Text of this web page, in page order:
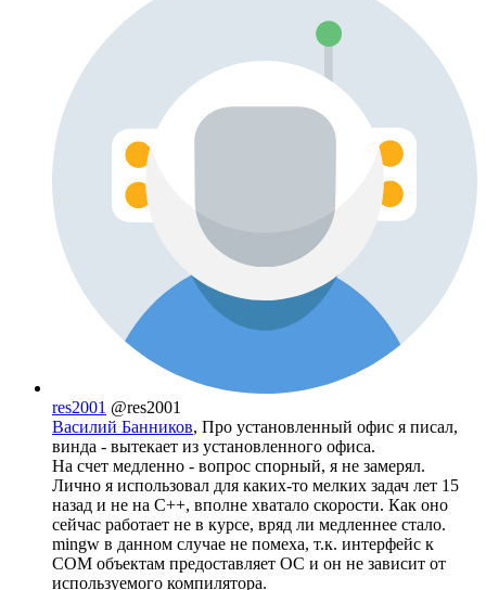
res2001 @res2001
Василий Банников, Про установленный офис я писал,
винда - вытекает из установленного офиса.
На счет медленно - вопрос спорный, я не замерял.
Лично я использовал для каких-то мелких задач лет 15
назад и не на С++, вполне хватало скорости. Как оно
сейчас работает не в курсе, вряд ли медленнее стало.
mingw в данном случае не помеха, т.к. интерфейс к
COM объектам предоставляет ОС и он не зависит от
используемого компилятора.